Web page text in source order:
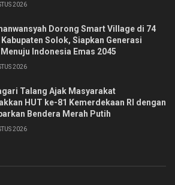
2026
Dorong Smart Village di 74
Kabupaten Solok, Siapkan Generasi
Indonesia Emas 2045
2026
Talang Ajak Masyarakat
HUT ke-81 Kemerdekaan RI dengan
Bendera Merah Putih
2026